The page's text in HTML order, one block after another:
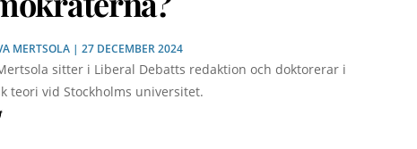
MERTSOLA| 27 DECEMBER 2024
sitter i Liberal Debatts redaktion och doktorerar i
teori vid Stockholms universitet.